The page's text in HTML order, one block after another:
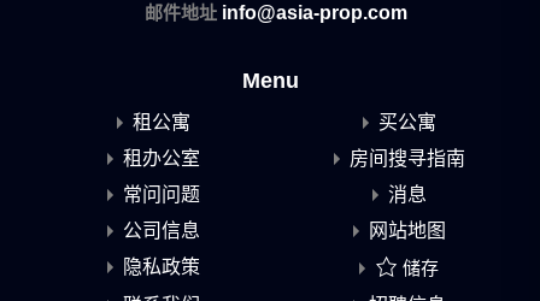
邮件地址 info@asia-prop.com
Menu
租公寓
买公寓
租办公室
房间搜寻指南
常问问题
消息
公司信息
网站地图
隐私政策
储存